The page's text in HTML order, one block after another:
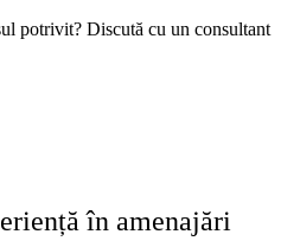
potrivit? Discută cu un consultant
în amenajări